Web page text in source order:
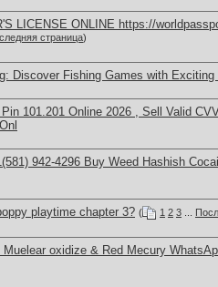
LICENSE ONLINE https://
страница)
Discover Fishing Games with
101.201 Online 2026 , Sell Valid
942-4296 Buy Weed Hashish
playtime chapter 3? ( 1 2 3
Muelear oxidize & Red Mecury